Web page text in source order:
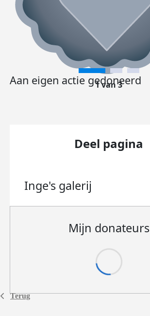
Terug
Aan eigen actie gedoneerd
1 van 3
Deel pagina
Inge's galerij
Mijn donateurs